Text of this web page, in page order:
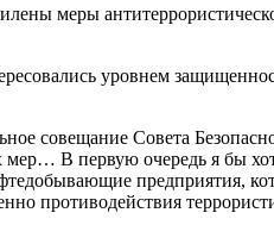
меры
уровнем
совещание Совета
мер… В первую очередь я бы
предприятия,
противодействия